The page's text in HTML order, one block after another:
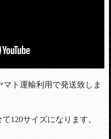
ト運輸利用で発送致しま
120サイズになります。